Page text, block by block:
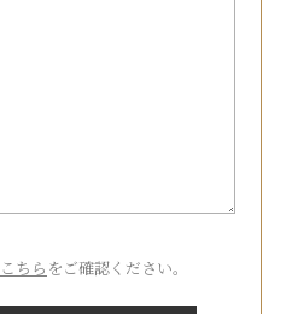
こちら をご確認ください。